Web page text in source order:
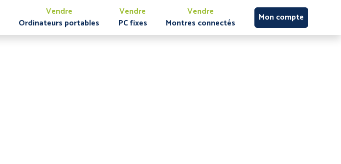
Vendre
Ordinateurs portables
Vendre
PC fixes
Vendre
Montres connectés
Mon compte